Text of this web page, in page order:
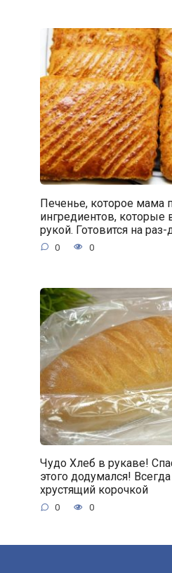
Печенье, которое мама
ингредиентов, которые
рукой. Готовится на раз-
0 0
Чудо Хлеб в рукаве!
этого додумался!
хрустящий корочкой
0 0